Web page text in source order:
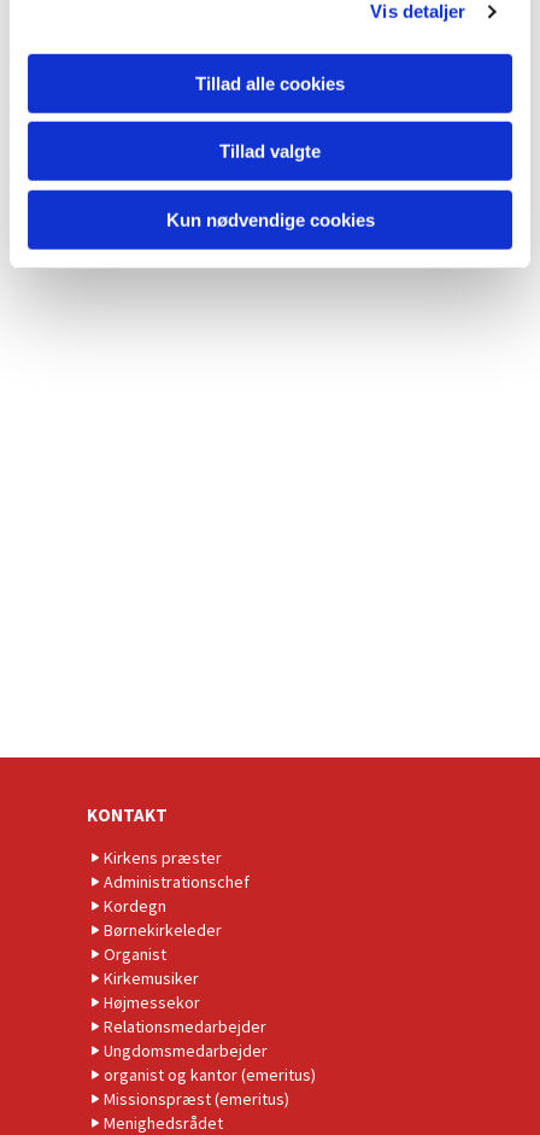
Vis detaljer
Tillad alle cookies
Tillad valgte
Kun nødvendige cookies
Du vil måske også kunne lide...
KONTAKT
Kirkens præster
Administrationschef
Kordegn
Børnekirkeleder
Organist
Kirkemusiker
Højmessekor
Relationsmedarbejder
Ungdomsmedarbejder
organist og kantor (emeritus)
Missionspræst (emeritus)
Menighedsrådet